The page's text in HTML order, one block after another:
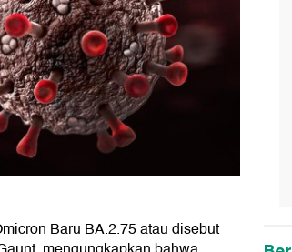
Baru BA.2.75 atau disebut